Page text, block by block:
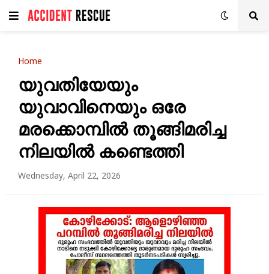
Home
യുവതിയേയും
യുവാവിനെയും ഒരേ
മരക്കൊമ്പിൽ തൂങ്ങിമരിച്ച
നിലയിൽ കണ്ടെത്തി
Wednesday, April 22, 2026